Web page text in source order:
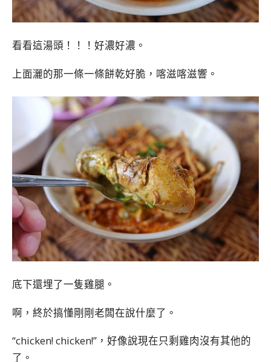
看看這湯頭！！！好濃好濃。
上面灑的那一條一條餅乾好脆，喀滋喀滋響。
底下還埋了一隻雞腿。
啊，終於搞懂剛剛老闆在說什麼了。
“chicken! chicken!”，好像說現在只剩雞肉沒有其他的
了。